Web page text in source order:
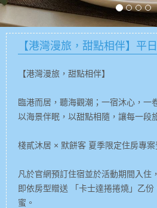
【港灣漫旅，甜點相伴】平
【港灣漫旅，甜點相伴】
臨港而居，聽海觀潮；一宿沐心，一
以海景伴眠，以甜點相隨，讓每一段
棧貳沐居 × 默餅客 夏季限定住房專案
凡於官網預訂住宿並於活動期間入住，
即依房型贈送 「卡士達捲捲燒」乙
蜜。